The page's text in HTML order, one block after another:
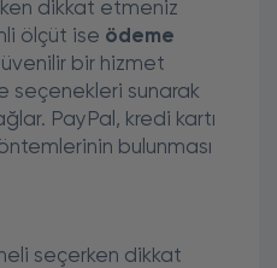
dikkat etmeniz
ölçüt ise ödeme
bir hizmet
seçenekleri sunarak
PayPal, kredi kartı
bulunması
seçerken dikkat